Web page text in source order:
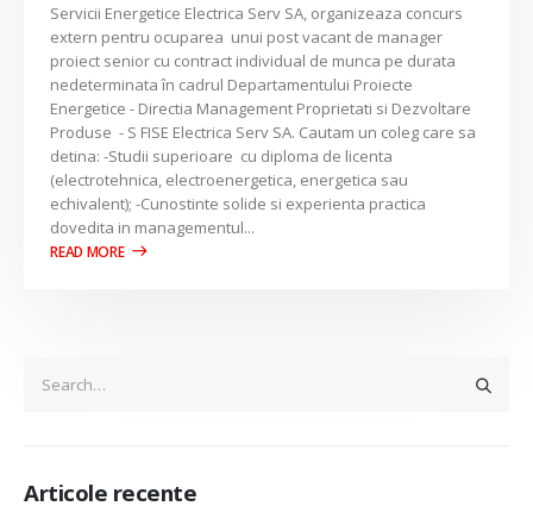
Servicii Energetice Electrica Serv SA, organizeaza concurs
extern pentru ocuparea unui post vacant de manager
proiect senior cu contract individual de munca pe durata
nedeterminata în cadrul Departamentului Proiecte
Energetice - Directia Management Proprietati si Dezvoltare
Produse - S FISE Electrica Serv SA. Cautam un coleg care sa
detina: -Studii superioare cu diploma de licenta
(electrotehnica, electroenergetica, energetica sau
echivalent); -Cunostinte solide si experienta practica
dovedita in managementul...
Articole recente